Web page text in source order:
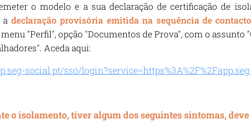
o modelo e a sua declaração de certificação de
a declaração provisória emitida na sequência de
"Perfil", opção "Documentos de Prova", com o assunto
Aceda aqui:
social.pt/sso/
o isolamento, tiver algum dos seguintes sintomas,